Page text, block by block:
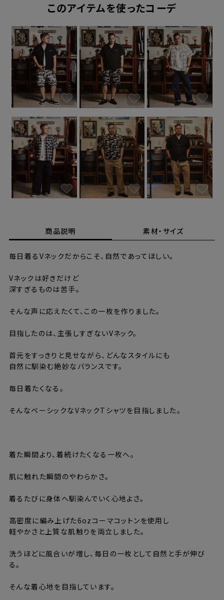
このアイテムを使ったコーデ
商品説明 素材・サイズ
毎日着るVネックだからこそ、自然であってほしい。
Vネックは好きだけど
深すぎるものは苦手。
そんな声に応えたくて、この一枚を作りました。
目指したのは、主張しすぎないVネック。
首元をすっきりと見せながら、どんなスタイルにも
自然に馴染む絶妙なバランスです。
毎日着たくなる。
そんなベーシックなVネックTシャツを目指しました。
着た瞬間より、着続けたくなる一枚へ。
肌に触れた瞬間のやわらかさ。
着るたびに身体へ馴染んでいく心地よさ。
高密度に編み上げた6ozコーマコットンを使用し
軽やかさと上質な肌触りを両立しました。
洗うほどに風合いが増し、毎日の一枚として自然と手が伸び
る。
そんな着心地を目指しています。